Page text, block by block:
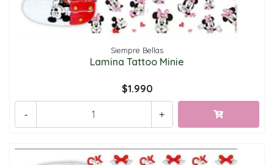
Siempre Bellas
Lamina Tattoo Minie
$1.990
+
-